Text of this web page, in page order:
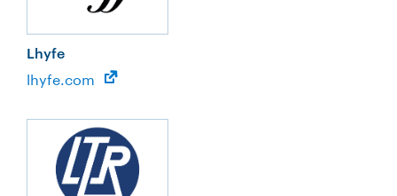
Lhyfe
lhyfe.com